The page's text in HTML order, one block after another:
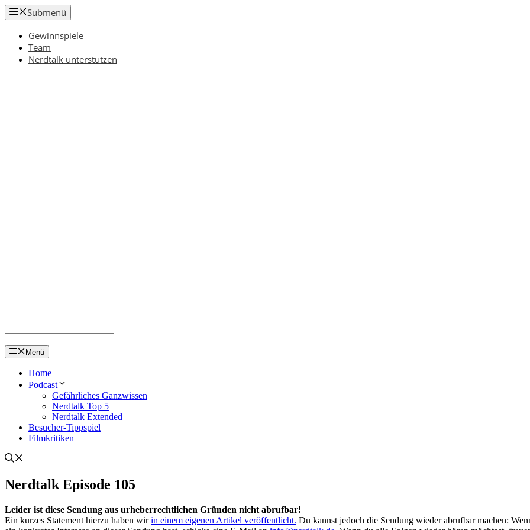
Zum
Inhalt
springen
Submenü
Gewinnspiele
Team
Nerdtalk unterstützen
Menü
Home
Podcast
Gefährliches Ganzwissen
Nerdtalk Top 5
Nerdtalk Extended
Besucher-Tippspiel
Filmkritiken
Nerdtalk Episode 105
Leider ist diese Sendung aus urheberrechtlichen Gründen nicht abrufbar!
Ein kurzes Statement hierzu haben wirin einem eigenen Artikel veröffentlicht. Du kannst jedoch die Sendung wieder abrufbar machen: